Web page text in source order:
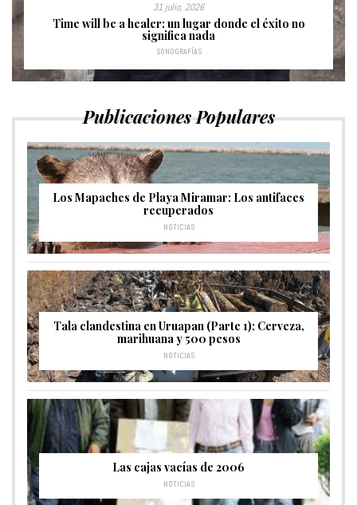
31 julio, 2026
Time will be a healer: un lugar donde el éxito no
significa nada
SONOGRAFÍAS
Publicaciones Populares
Los Mapaches de Playa Miramar: Los antifaces
recuperados
NOTICIAS
Tala clandestina en Uruapan (Parte 1): Cerveza,
marihuana y 500 pesos
NOTICIAS
Las cajas vacías de 2006
NOTICIAS